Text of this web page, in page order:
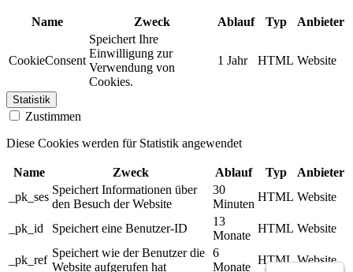
Name Zweck Ablauf Typ Anbieter
CookieConsent
Speichert Ihre
Einwilligung zur
Verwendung von
Cookies.
1 Jahr HTML Website
Statistik
Zustimmen
Diese Cookies werden für Statistik angewendet
Name Zweck Ablauf Typ
Anbieter
_pk_ses
Speichert Informationen über
den Besuch der Website
30
Minuten
HTML Website
_pk_id Speichert eine Benutzer-ID
13
Monate
HTML Website
_pk_ref
Speichert wie der Benutzer die
Website aufgerufen hat
6
Monate
HTML Website